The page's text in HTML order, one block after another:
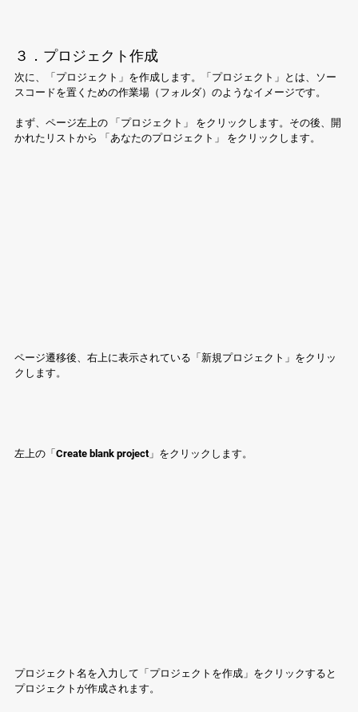
３．プロジェクト作成
次に、「プロジェクト」を作成します。「プロジェクト」とは、ソー
スコードを置くための作業場（フォルダ）のようなイメージです。
まず、ページ左上の 「プロジェクト」 をクリックします。その後、開
かれたリストから 「あなたのプロジェクト」 をクリックします。
ページ遷移後、右上に表示されている「新規プロジェクト」をクリッ
クします。
左上の「Create blank project」をクリックします。
プロジェクト名を入力して「プロジェクトを作成」をクリックすると
プロジェクトが作成されます。